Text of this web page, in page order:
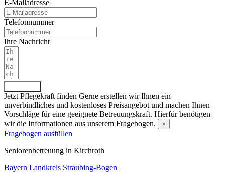
E-Mailadresse
Telefonnummer
Ihre Nachricht
Jetzt Pflegekraft finden Gerne erstellen wir Ihnen ein
unverbindliches und kostenloses Preisangebot und machen Ihnen
Vorschläge für eine geeignete Betreuungskraft. Hierfür benötigen
wir die Informationen aus unserem Fragebogen.
×
Fragebogen ausfüllen
Senioren­betreuung in Kirchroth
Bayern Landkreis Straubing-Bogen